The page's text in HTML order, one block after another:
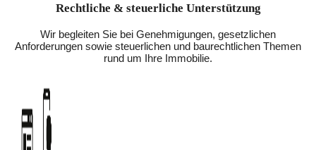
Rechtliche & steuerliche Unterstützung
Wir begleiten Sie bei Genehmigungen, gesetzlichen
Anforderungen sowie steuerlichen und baurechtlichen Themen
rund um Ihre Immobilie.